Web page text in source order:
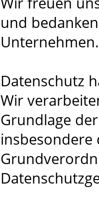
und
Unternehmen.
Datenschutz
Wir
Grundlage
insbesondere